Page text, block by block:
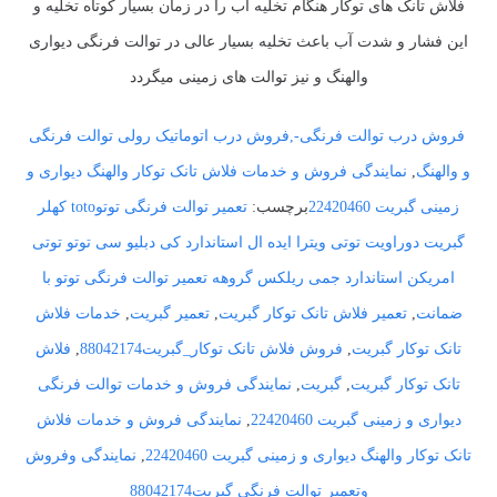
فلاش تانک های توکار هنگام تخلیه آب را در زمان بسیار کوتاه تخلیه و
این فشار و شدت آب باعث تخلیه بسیار عالی در توالت فرنگی دیواری
والهنگ و نیز توالت های زمینی میگردد
فروش درب توالت فرنگی-,فروش درب اتوماتیک رولی توالت فرنگی
و والهنگ, نمایندگی فروش و خدمات فلاش تانک توکار والهنگ دیواری و
زمینی گبریت 22420460 برچسب: تعمیر توالت فرنگی توتوtoto کهلر
گبریت دوراویت توتی ویترا ایده ال استاندارد کی دبلیو سی توتو توتی
امریکن استاندارد جمی ریلکس گروهه تعمیر توالت فرنگی توتو با
ضمانت,تعمیر فلاش تانک توکار گبریت,تعمیر گبریت, خدمات فلاش
تانک توکار گبریت, فروش فلاش تانک توکار_گبریت88042174 , فلاش
تانک توکار گبریت,گبریت, نمایندگی فروش و خدمات توالت فرنگی
دیواری و زمینی گبریت 22420460 , نمایندگی فروش و خدمات فلاش
تانک توکار والهنگ دیواری و زمینی گبریت 22420460 , نمایندگی وفروش
وتعمیر توالت فرنگی گبریت88042174